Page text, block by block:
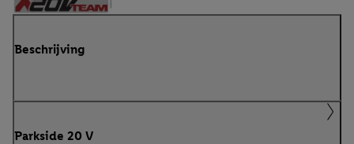
Beschrijving
Parkside 20 V